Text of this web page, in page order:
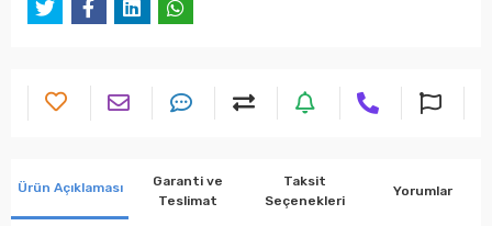
Ürün Açıklaması
Garanti ve
Teslimat
Taksit
Seçenekleri
Yorumlar